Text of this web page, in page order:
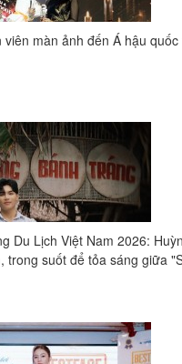
viên màn ảnh đến Á hậu quốc
Du Lịch Việt Nam 2026:
trong suốt để tỏa sáng giữa